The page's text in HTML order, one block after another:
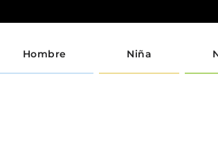
Hombre Niña